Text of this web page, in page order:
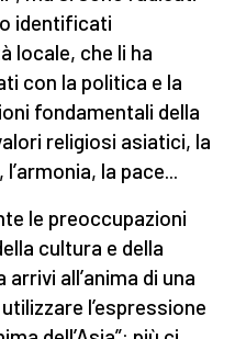
identificati
locale, che li ha
con la politica e la
fondamentali della
religiosi asiatici, la
la pace...
le preoccupazioni
cultura e della
all’anima di una
l’espressione